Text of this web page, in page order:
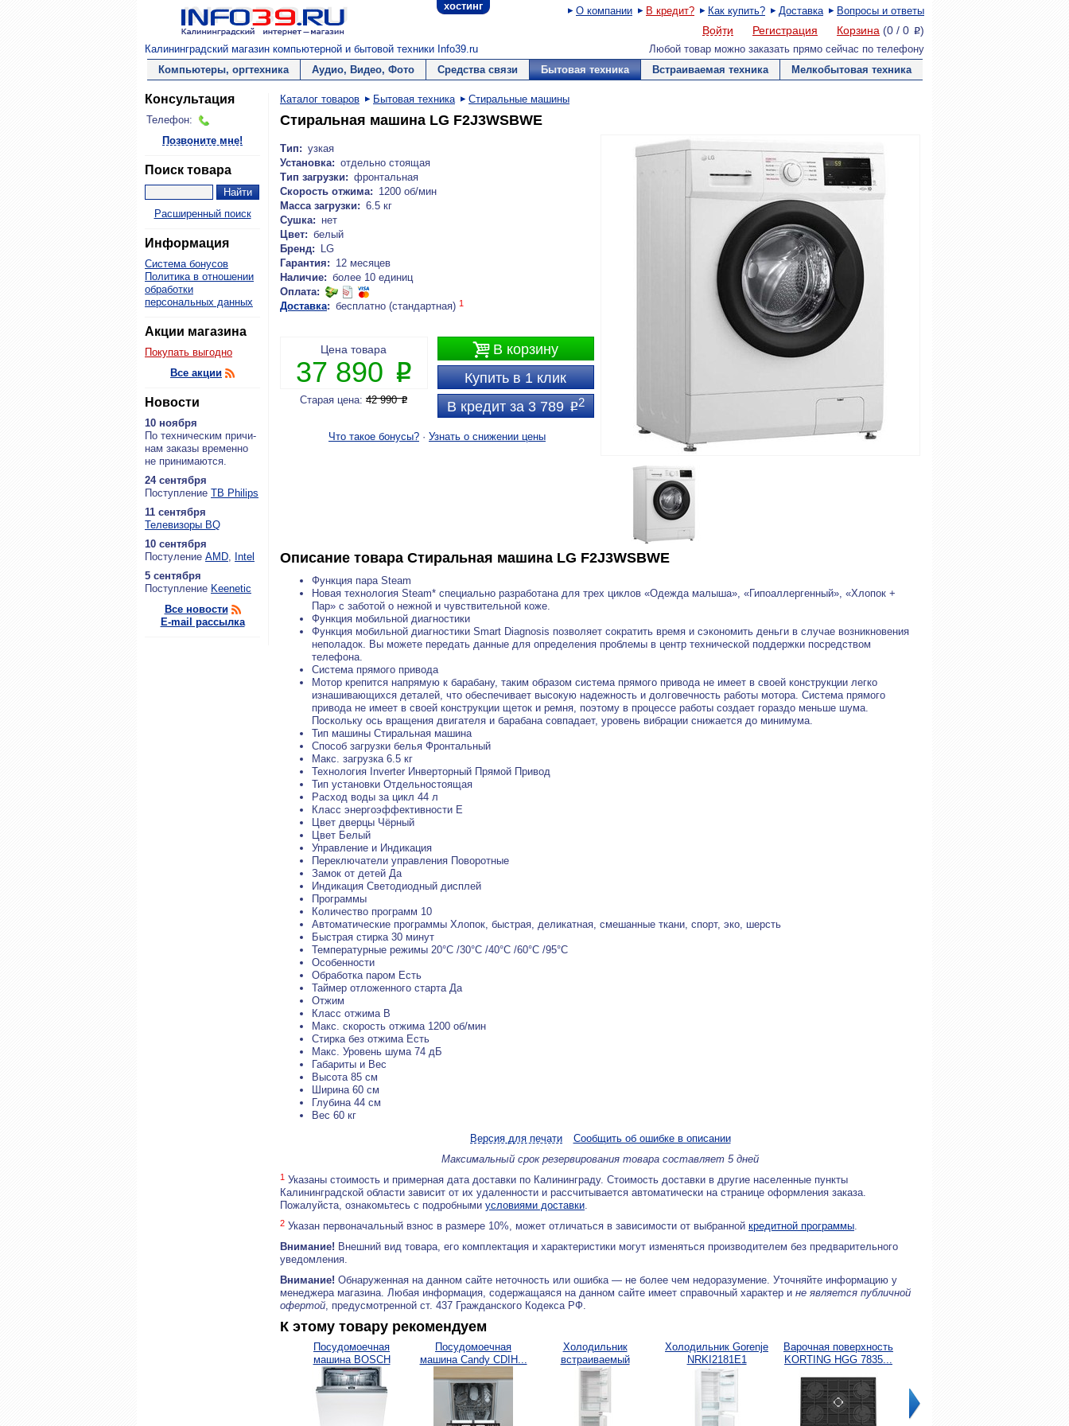
хостинг О компании В кредит? Как купить? Доставка Вопросы и ответы
Войти Регистрация Корзина (0 / 0 P)
Калининградский магазин компьютерной и бытовой техники Info39.ru
Любой товар можно заказать прямо сейчас по телефону
Компьютеры, оргтехника
Аудио, Видео, Фото Средства связи Бытовая техника Встраиваемая техника Мелкобытовая техника
Консультация
Телефон:
Позвоните мне!
Поиск товара
Расширенный поиск
Информация
Система бонусов
Политика в отношении
обработки
персональных данных
Акции магазина
Покупать выгодно
Все акции
Новости
10 ноября
По тех­ни­че­ским при­чи­
нам за­ка­зы вре­мен­но
не при­ни­ма­ют­ся.
24 сентября
По­ступ­ле­ние ТВ Philips
11 сентября
Теле­ви­зо­ры BQ
10 сентября
По­сту­ле­ние AMD, Intel
5 сентября
По­ступ­ле­ние Keenetic
Все новости
E-mail рассылка
Каталог товаров Бытовая техника Стиральные машины
Стиральная машина LG F2J3WSBWE
Тип: узкая
Установка: отдельно стоящая
Тип загрузки: фронтальная
Скорость отжима: 1200 об/мин
Масса загрузки: 6.5 кг
Сушка: нет
Цвет: белый
Бренд:
LG
Гарантия: 12 месяцев
Наличие: более 10 единиц
Оплата:
Доставка: бесплатно (стандартная) 1
В корзину
Купить в 1 клик
В кредит за 3 789P2
Цена товара
37 890 P
Старая цена:42 990P
Что такое бонусы? · Узнать о снижении цены
Описание товара Стиральная машина LG F2J3WSBWE
Функция пара Steam
Новая технология Steam* специально разработана для трех циклов «Одежда малыша», «Гипоаллергенный», «Хлопок +
Пар» с заботой о нежной и чувствительной коже.
Функция мобильной диагностики
Функция мобильной диагностики Smart Diagnosis позволяет сократить время и сэкономить деньги в случае возникновения
неполадок. Вы можете передать данные для определения проблемы в центр технической поддержки посредством
телефона.
Система прямого привода
Мотор крепится напрямую к барабану, таким образом система прямого привода не имеет в своей конструкции легко
изнашивающихся деталей, что обеспечивает высокую надежность и долговечность работы мотора. Система прямого
привода не имеет в своей конструкции щеток и ремня, поэтому в процессе работы создает гораздо меньше шума.
Поскольку ось вращения двигателя и барабана совпадает, уровень вибрации снижается до минимума.
Тип машины Стиральная машина
Способ загрузки белья Фронтальный
Макс. загрузка 6.5 кг
Технология Inverter Инверторный Прямой Привод
Тип установки Отдельностоящая
Расход воды за цикл 44 л
Класс энергоэффективности E
Цвет дверцы Чёрный
Цвет Белый
Управление и Индикация
Переключатели управления Поворотные
Замок от детей Да
Индикация Светодиодный дисплей
Программы
Количество программ 10
Автоматические программы Хлопок, быстрая, деликатная, смешанные ткани, спорт, эко, шерсть
Быстрая стирка 30 минут
Температурные режимы 20°C /30°C /40°C /60°C /95°C
Особенности
Обработка паром Есть
Таймер отложенного старта Да
Отжим
Класс отжима B
Макс. скорость отжима 1200 об/мин
Стирка без отжима Есть
Макс. Уровень шума 74 дБ
Габариты и Вес
Высота 85 см
Ширина 60 см
Глубина 44 см
Вес 60 кг
Версия для печати
Сообщить об ошибке в описании
Максимальный срок резервирования товара составляет 5 дней
1 Указаны стоимость и примерная дата доставки по Калининграду. Стоимость доставки в другие населенные пункты
Калининградской области зависит от их удаленности и рассчитывается автоматически на странице оформления заказа.
Пожалуйста, ознакомьтесь с подробными условиями доставки.
2 Указан первоначальный взнос в размере 10%, может отличаться в зависимости от выбранной кредитной программы.
Внимание! Внешний вид товара, его комплектация и характеристики могут изменяться производителем без предварительного
уведомления.
Внимание! Обнаруженная на данном сайте неточность или ошибка — не более чем недоразумение. Уточняйте информацию у
менеджера магазина. Любая информация, содержащаяся на данном сайте имеет справочный характер и не является публичной
офертой, предусмотренной ст. 437 Гражданского Кодекса РФ.
К этому товару рекомендуем
Посудомоечная
машина BOSCH
SMV4HVX31E
Посудомоечная
машина Candy CDIH...
Холодильник
встраиваемый
Gorenje...
Холодильник Gorenje
NRKI2181E1
Варочная поверхность
KORTING HGG 7835...